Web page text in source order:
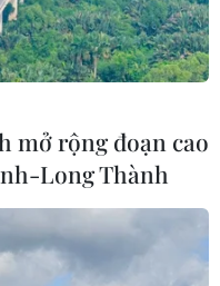
mở rộng đoạn cao
Long Thành